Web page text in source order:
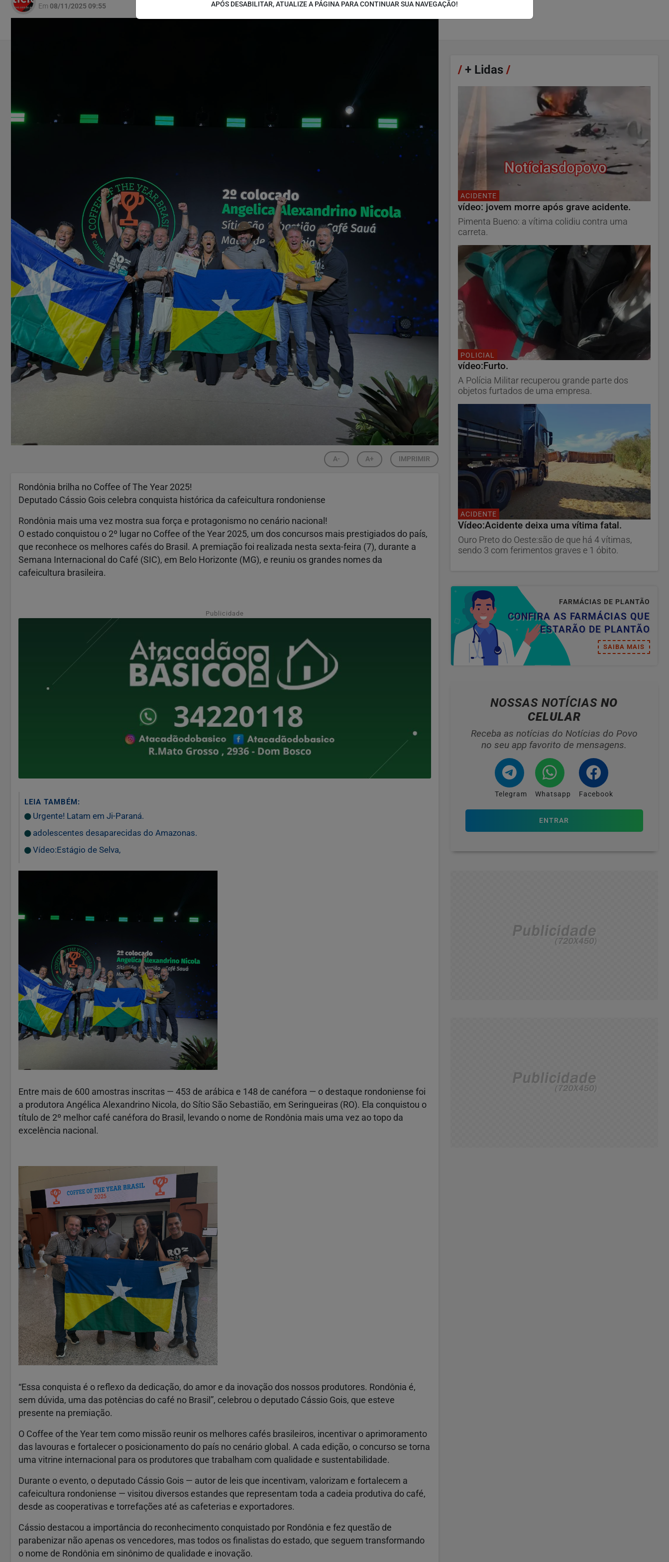
Em 08/11/2025 09:55
A- A+ IMPRIMIR
Rondônia brilha no Coffee of The Year 2025!
Deputado Cássio Gois celebra conquista histórica da cafeicultura rondoniense
Rondônia mais uma vez mostra sua força e protagonismo no cenário nacional!
O estado conquistou o 2º lugar no Coffee of the Year 2025, um dos concursos mais prestigiados do país,
que reconhece os melhores cafés do Brasil. A premiação foi realizada nesta sexta-feira (7), durante a
Semana Internacional do Café (SIC), em Belo Horizonte (MG), e reuniu os grandes nomes da
cafeicultura brasileira.
Publicidade
LEIA TAMBÉM:
Urgente! Latam em Ji-Paraná.
adolescentes desaparecidas do Amazonas.
Vídeo:Estágio de Selva,
Entre mais de 600 amostras inscritas — 453 de arábica e 148 de canéfora — o destaque rondoniense foi
a produtora Angélica Alexandrino Nicola, do Sítio São Sebastião, em Seringueiras (RO). Ela conquistou o
título de 2º melhor café canéfora do Brasil, levando o nome de Rondônia mais uma vez ao topo da
excelência nacional.
“Essa conquista é o reflexo da dedicação, do amor e da inovação dos nossos produtores. Rondônia é,
sem dúvida, uma das potências do café no Brasil”, celebrou o deputado Cássio Gois, que esteve
presente na premiação.
O Coffee of the Year tem como missão reunir os melhores cafés brasileiros, incentivar o aprimoramento
das lavouras e fortalecer o posicionamento do país no cenário global. A cada edição, o concurso se torna
uma vitrine internacional para os produtores que trabalham com qualidade e sustentabilidade.
Durante o evento, o deputado Cássio Gois — autor de leis que incentivam, valorizam e fortalecem a
cafeicultura rondoniense — visitou diversos estandes que representam toda a cadeia produtiva do café,
desde as cooperativas e torrefações até as cafeterias e exportadores.
Cássio destacou a importância do reconhecimento conquistado por Rondônia e fez questão de
parabenizar não apenas os vencedores, mas todos os finalistas do estado, que seguem transformando
o nome de Rondônia em sinônimo de qualidade e inovação.
/+ Lidas /
ACIDENTE
vídeo: jovem morre após grave acidente.
Pimenta Bueno: a vítima colidiu contra uma
carreta.
POLICIAL
vídeo:Furto.
A Polícia Militar recuperou grande parte dos
objetos furtados de uma empresa.
ACIDENTE
Vídeo:Acidente deixa uma vítima fatal.
Ouro Preto do Oeste:são de que há 4 vítimas,
sendo 3 com ferimentos graves e 1 óbito.
FARMÁCIAS DE PLANTÃO
CONFIRA AS FARMÁCIAS QUE
ESTARÃO DE PLANTÃO
SAIBA MAIS
NOSSAS NOTÍCIASNO
CELULAR
Receba as notícias do Notícias do Povo
no seu app favorito de mensagens.
Telegram Whatsapp Facebook
ENTRAR
APÓS DESABILITAR, ATUALIZE A PÁGINA PARA CONTINUAR SUA NAVEGAÇÃO!